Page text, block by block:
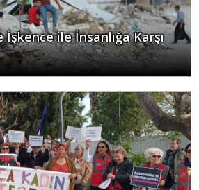
ile İnsanlığa Karşı